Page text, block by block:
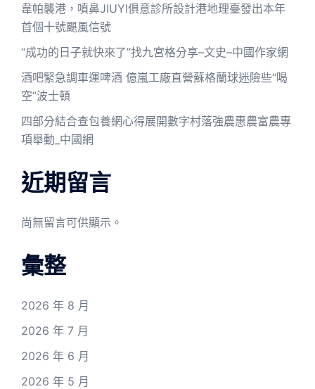
韋帕襲港，噴鼻JIUYI俱意診所設計港地理臺發出本年
首個十號颶風信號
“成功的日子就快來了”找九宮格分享–文史–中國作家網
酒吧緊急調車運啤酒 億嵐工廠直營蘇格蘭球迷險些“喝
空”波士頓
四部分結合查包養網心得展開數字村落強農惠農富農專
項舉動_中國網
近期留言
尚無留言可供顯示。
彙整
2026 年 8 月
2026 年 7 月
2026 年 6 月
2026 年 5 月